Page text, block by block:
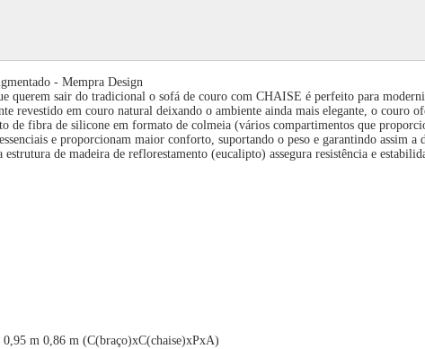
- Mempra Design
querem sair do tradicional o sofá de couro com CHAISE é perfeito para
revestido em couro natural deixando o ambiente ainda mais elegante, o couro
de fibra de silicone em formato de colmeia (vários compartimentos que
e proporcionam maior conforto, suportando o peso e garantindo assim
de madeira de reflorestamento (eucalipto) assegura resistência e
m 0,86 m (C(braço)xC(chaise)xPxA)